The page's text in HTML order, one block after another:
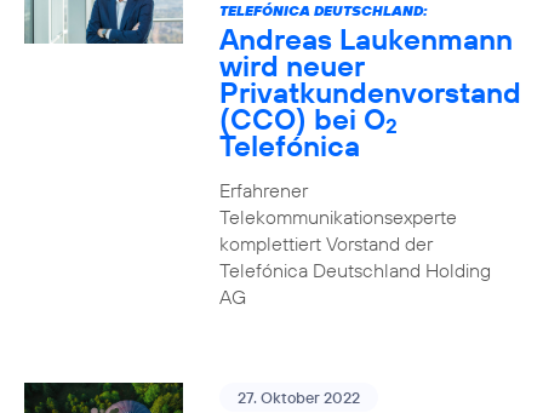
TELEFÓNICA DEUTSCHLAND:
Andreas Laukenmann
wird neuer
Privatkundenvorstand
(CCO) bei O2
Telefónica
Erfahrener
Telekommunikationsexperte
komplettiert Vorstand der
Telefónica Deutschland Holding
AG
27. Oktober 2022